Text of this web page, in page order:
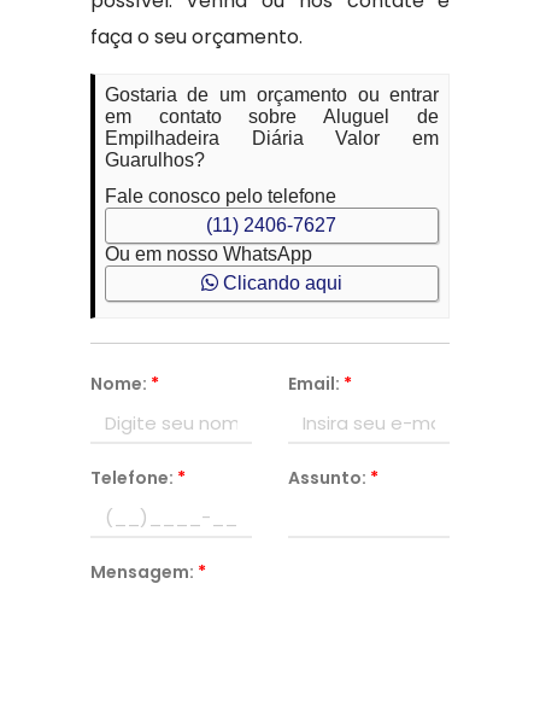
faça o seu orçamento.
Gostaria de um orçamento ou entrar
em contato sobre Aluguel de
Empilhadeira Diária Valor em
Guarulhos?
Fale conosco pelo telefone
(11) 2406-7627
Ou em nosso WhatsApp
Clicando aqui
Nome: * Email: *
Telefone: * Assunto: *
Mensagem: *